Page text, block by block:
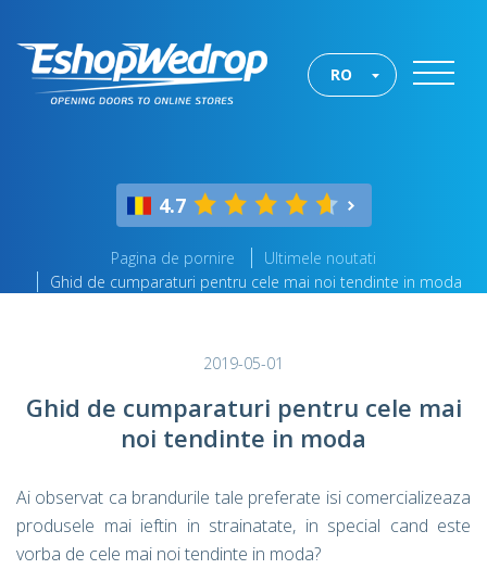
RO
4.7
Pagina de pornire
Ultimele noutati
Ghid de cumparaturi pentru cele mai noi tendinte in moda
2019-05-01
Ghid de cumparaturi pentru cele mai
noi tendinte in moda
Ai observat ca brandurile tale preferate isi comercializeaza
produsele mai ieftin in strainatate, in special cand este
vorba de cele mai noi tendinte in moda?